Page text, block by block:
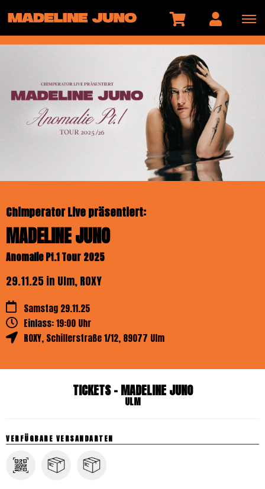
Chimperator Live präsentiert:
MADELINE JUNO
Anomalie Pt.1 Tour 2025
29.11.25 in Ulm, ROXY
Samstag 29.11.25
Einlass: 19:00 Uhr
ROXY, Schillerstraße 1/12, 89077 Ulm
TICKETS – MADELINE JUNO
ULM
VERFÜGBARE VERSANDARTEN